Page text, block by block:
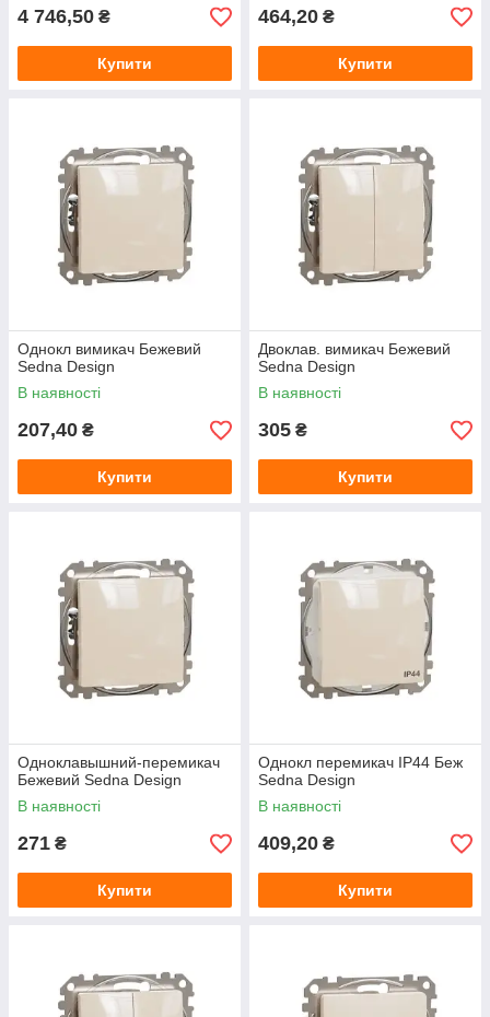
4 746,50 ₴
Купити
464,20 ₴
Купити
Однокл вимикач Бежевий
Sedna Design
В наявності
207,40 ₴
Купити
Двоклав. вимикач Бежевий
Sedna Design
В наявності
305 ₴
Купити
Одноклавышний-перемикач
Бежевий Sedna Design
В наявності
271 ₴
Купити
Однокл перемикач IP44 Беж
Sedna Design
В наявності
409,20 ₴
Купити